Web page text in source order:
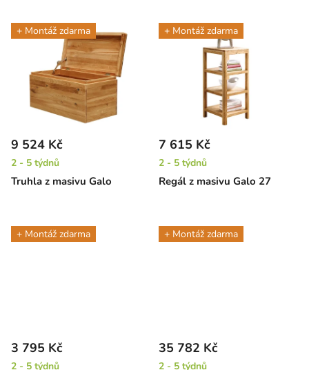
+ Montáž zdarma
Truhla z masivu Galo
9 524 Kč
2 - 5 týdnů
+ Montáž zdarma
Regál z masivu Galo 27
7 615 Kč
2 - 5 týdnů
+ Montáž zdarma
3 795 Kč
2 - 5 týdnů
+ Montáž zdarma
35 782 Kč
2 - 5 týdnů